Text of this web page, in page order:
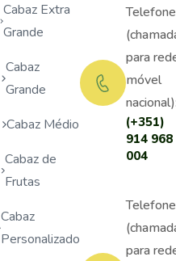
Cabaz Extra
Grande
Cabaz
Grande
Cabaz Médio
Cabaz de
Frutas
Cabaz
Personalizado
(+351)
914 968
004
Telefone
para
móvel
Telefone
para